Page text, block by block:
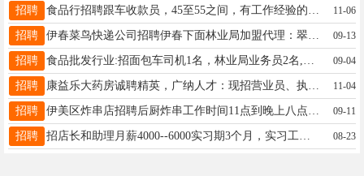
招聘 11-06
招聘 伊春菜鸟快递公司招聘伊春下面林业局加盟代理：翠峦、金山屯、五营、嘉荫有意者电话联系：13845821222于先生于先生13845821222 09-13
招聘 09-04
招聘 11-04
招聘 09-11
招聘 08-23